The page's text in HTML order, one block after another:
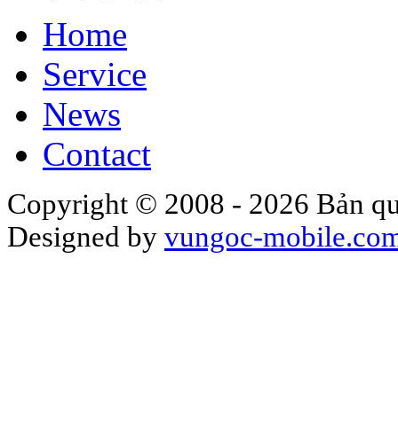
Home
Service
News
Contact
Copyright © 2008 - 2026 Bản
Designed by vungoc-